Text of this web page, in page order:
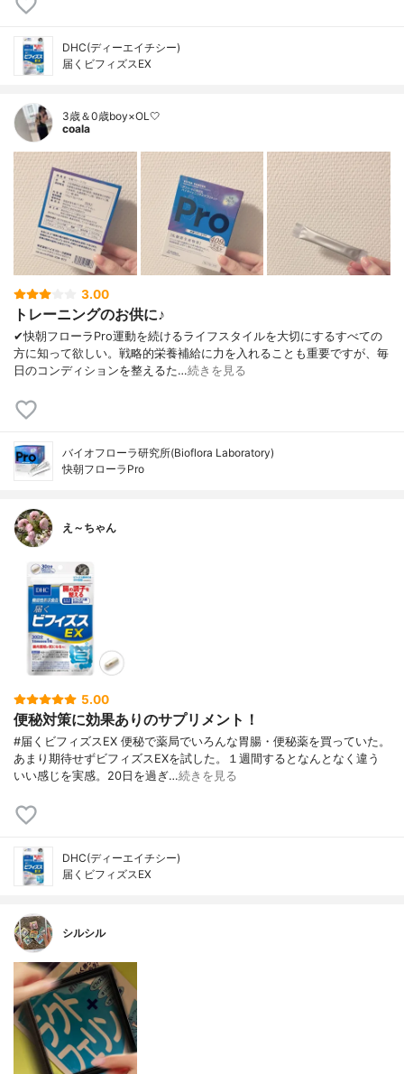
DHC(ディーエイチシー)
届くビフィズスEX
3歳＆0歳boy×OL🤍
coala
3.00
トレーニングのお供に♪
✔︎快朝フローラPro運動を続けるライフスタイルを大切にするすべての
方に知って欲しい。戦略的栄養補給に力を入れることも重要ですが、毎
日のコンディションを整えるた…続きを見る
バイオフローラ研究所(Bioflora Laboratory)
快朝フローラPro
え～ちゃん
5.00
便秘対策に効果ありのサプリメント！
#届くビフィズスEX 便秘で薬局でいろんな胃腸・便秘薬を買っていた。
あまり期待せずビフィズスEXを試した。１週間するとなんとなく違う
いい感じを実感。20日を過ぎ…続きを見る
DHC(ディーエイチシー)
届くビフィズスEX
シルシル